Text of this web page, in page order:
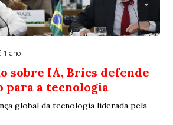
1 ano
sobre IA, Brics defende
para a tecnologia
global da tecnologia liderada pela